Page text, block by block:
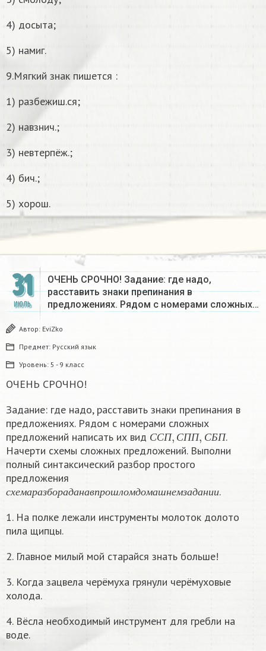
4) досыта;
5) намиг.
9.Мягкий знак пишется :
1) разбежиш.ся;
2) навзнич.;
3) невтерпёж.;
4) бич.;
5) хорош.
31
ИЮЛЬ
ОЧЕНЬ СРОЧНО! Задание: где надо,
расставить знаки препинания в
предложениях. Рядом с номерами сложных…
Автор: EviZko
Предмет: Русский язык
Уровень: 5 - 9 класс
ОЧЕНЬ СРОЧНО!
Задание: где надо, расставить знаки препинания в
предложениях. Рядом с номерами сложных
предложений написать их вид
С С П СПП С Б П
ССП,СПП,СБП .
Начерти схемы сложных предложений. Выполни
полный синтаксический разбор простого
предложения
схема р а з б о р а д а н а в п р о шл ом д ома ш н емз а д а н и и
схемаразбора м з
.
1. На полке лежали инструменты молоток долото
пила щипцы.
2. Главное милый мой старайся знать больше!
3. Когда зацвела черёмуха грянули черёмуховые
холода.
4. Вёсла необходимый инструмент для гребли на
воде.